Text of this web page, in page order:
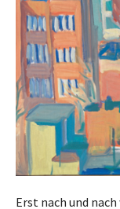
Erst nach und